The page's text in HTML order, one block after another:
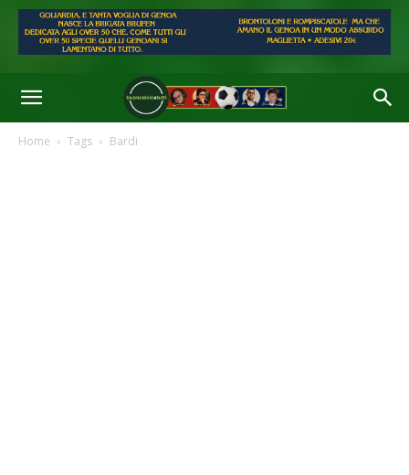
Home Tags Bardi